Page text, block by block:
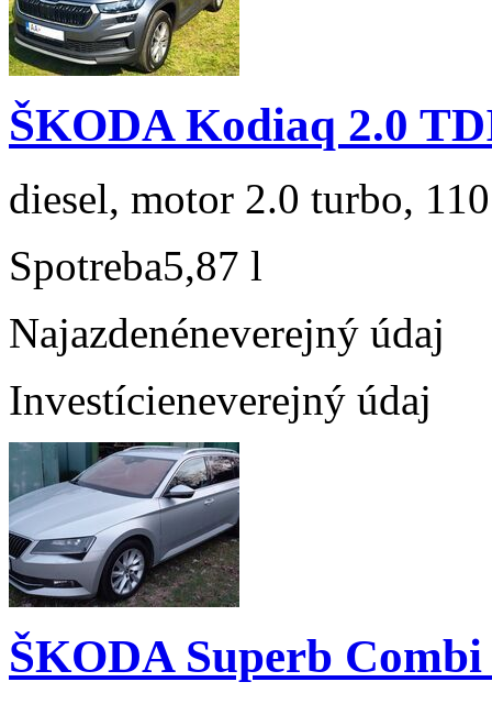
ŠKODA Kodiaq 2.0
diesel, motor 2.0 turbo,
Spotreba5,87 l
Najazdenéneverejný údaj
Investícieneverejný údaj
ŠKODA Superb